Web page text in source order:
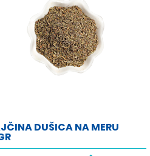
DUŠICA NA MERU